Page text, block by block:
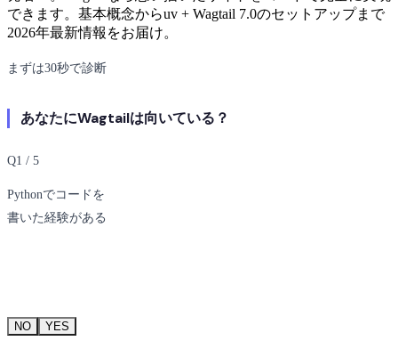
できます。基本概念からuv + Wagtail 7.0のセットアップまで
2026年最新情報をお届け。
まずは30秒で診断
あなたにWagtailは向いている？
Q1 / 5
Pythonでコードを
書いた経験がある
NO YES